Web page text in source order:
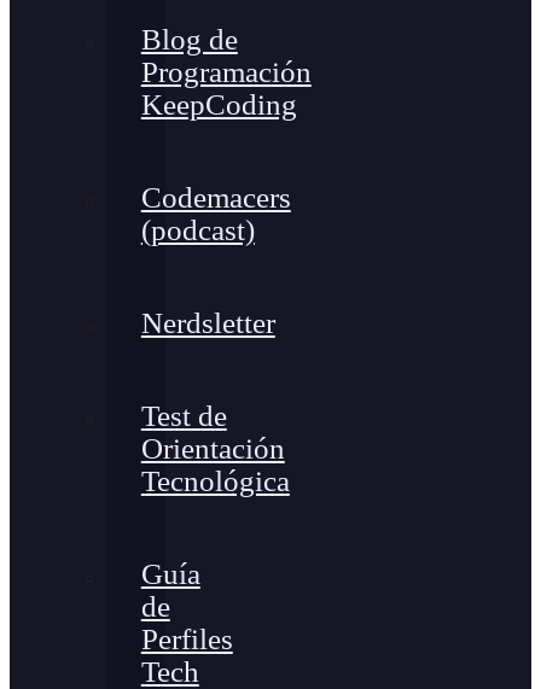
Blog de
Programación
KeepCoding
Codemacers
(podcast)
Nerdsletter
Test de
Orientación
Tecnológica
Guía
de
Perfiles
Tech